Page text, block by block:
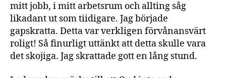
mitt jobb, i mitt arbetsrum och allting såg
likadant ut som tiidigare. Jag började
gapskratta. Detta var verkligen förvånansvärt
roligt! Så finurligt uttänkt att detta skulle vara
det skojiga. Jag skrattade gott en lång stund.